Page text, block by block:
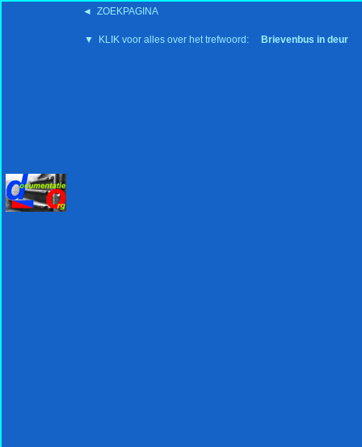
◄ ZOEKPAGINA
▼ KLIK voor alles over het trefwoord: Brievenbus in deur
'15:19 19-2-2008